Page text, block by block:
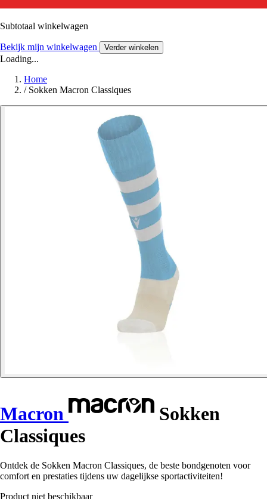
Subtotaal winkelwagen
Bekijk mijn winkelwagen Verder winkelen
Loading...
Home
/ Sokken Macron Classiques
Macron
Sokken
Classiques
Ontdek de Sokken Macron Classiques, de beste bondgenoten voor
comfort en prestaties tijdens uw dagelijkse sportactiviteiten!
Product niet beschikbaar